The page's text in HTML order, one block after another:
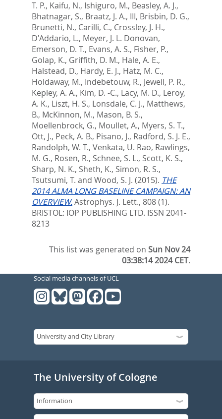
T. P., Kaifu, N., Ishiguro, M., Beasley, A. J.,
Bhatnagar, S., Braatz, J. A., III, Brisbin, D. G.,
Brunetti, N., Carilli, C., Crossley, J. H.,
D'Addario, L., Meyer, J. L. Donovan,
Emerson, D. T., Evans, A. S., Fisher, P.,
Golap, K., Griffith, D. M., Hale, A. E.,
Halstead, D., Hardy, E. J., Hatz, M. C.,
Holdaway, M., Indebetouw, R., Jewell, P. R.,
Kepley, A. A., Kim, D. -C., Lacy, M. D., Leroy,
A. K., Liszt, H. S., Lonsdale, C. J., Matthews,
B., McKinnon, M., Mason, B. S.,
Moellenbrock, G., Moullet, A., Myers, S. T.,
Ott, J., Peck, A. B., Pisano, J., Radford, S. J. E.,
Randolph, W. T., Venkata, U. Rao, Rawlings,
M. G., Rosen, R., Schnee, S. L., Scott, K. S.,
Sharp, N. K., Sheth, K., Simon, R. S.,
Tsutsumi, T. and Wood, S. J. (2015). THE
2014 ALMA LONG BASELINE CAMPAIGN: AN
OVERVIEW.Astrophys. J. Lett., 808 (1).
BRISTOL: IOP PUBLISHING LTD. ISSN 2041-
8213
This list was generated onSun Nov 24
03:38:14 2024 CET.
Social media channels of UCL
The University of Cologne